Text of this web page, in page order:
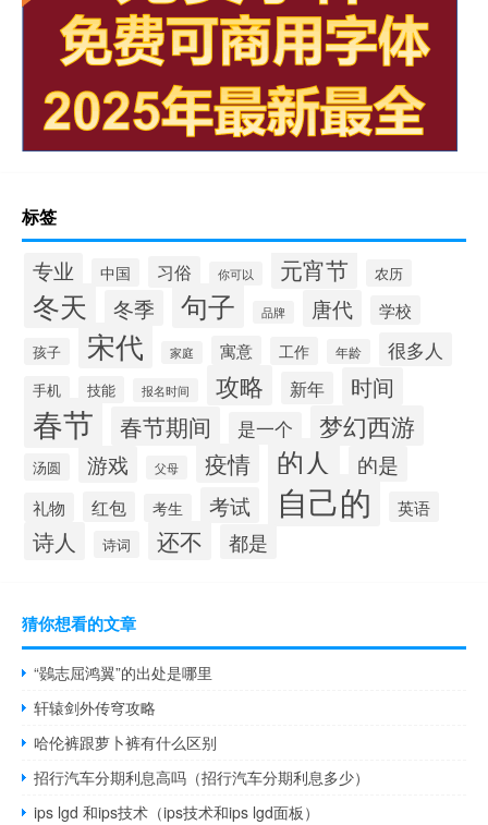
标签
专业 中国 习俗 你可以 元宵节 农历
冬天 冬季 句子 品牌 唐代 学校
孩子 宋代 家庭 寓意 工作 年龄 很多人
手机 技能 报名时间 攻略 新年 时间
春节 春节期间 是一个 梦幻西游
汤圆 游戏 父母 疫情 的人 的是
礼物 红包 考生 考试 自己的 英语
诗人 诗词 还不 都是
猜你想看的文章
“鷃志屈鸿翼”的出处是哪里
轩辕剑外传穹攻略
哈伦裤跟萝卜裤有什么区别
招行汽车分期利息高吗（招行汽车分期利息多少）
ips lgd 和ips技术（ips技术和ips lgd面板）